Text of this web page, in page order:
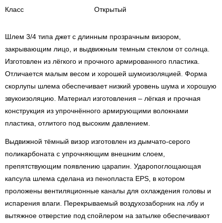
Класс
Открытый
Шлем 3/4 типа джет с длинным прозрачным визором,
закрывающим лицо, и выдвижным темным стеклом от солнца.
Изготовлен из лёгкого и прочного армированного пластика.
Отличается малым весом и хорошей шумоизоляцией. Форма
скорлупы шлема обеспечивает низкий уровень шума и хорошую
звукоизоляцию. Материал изготовления – лёгкая и прочная
конструкция из упрочнённого армирующими волокнами
пластика, отлитого под высоким давлением.
Выдвижной тёмный визор изготовлен из дымчато-серого
поликарбоната с упрочняющим внешним слоем,
препятствующим появлению царапин. Ударопоглощающая
капсула шлема сделана из пенопласта EPS, в котором
проложены вентиляционные каналы для охлаждения головы и
испарения влаги. Перекрываемый воздухозаборник на лбу и
вытяжное отверстие под спойлером на затылке обеспечивают